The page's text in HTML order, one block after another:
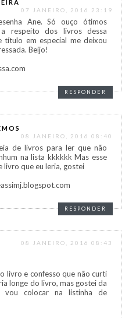
07 JANEIRO, 2016 23:19
Ane. Só ouço ótimos
a respeito dos livros dessa
título em especial me deixou
Beijo!
RESPONDER
08 JANEIRO, 2016 08:40
de livros para ler que não
na lista kkkkkk Mas esse
livro que eu leria, gostei
RESPONDER
08 JANEIRO, 2016 08:43
livro e confesso que não curti
longe do livro, mas gostei da
vou colocar na listinha de